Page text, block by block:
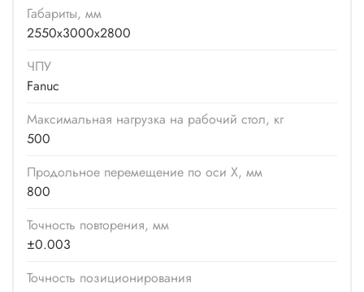
Габариты, мм
2550х3000х2800
ЧПУ
Fanuc
Максимальная нагрузка на рабочий стол, кг
500
Продольное перемещение по оси X, мм
800
Точность повторения, мм
±0.003
Точность позиционирования